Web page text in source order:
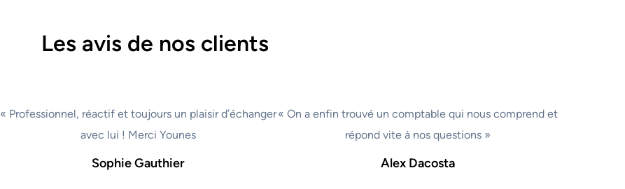
Les avis de nos clients
« Professionnel, réactif et toujours un plaisir d’échanger
avec lui ! Merci Younes
Sophie Gauthier
« On a enfin trouvé un comptable qui nous comprend et
répond vite à nos questions »
Alex Dacosta